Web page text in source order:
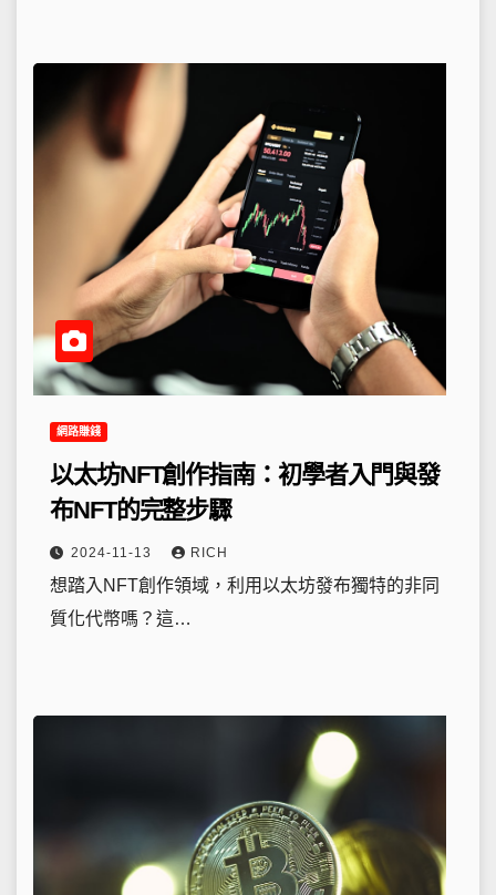
網路賺錢
以太坊NFT創作指南：初學者入門與發
布NFT的完整步驟
2024-11-13 RICH
想踏入NFT創作領域，利用以太坊發布獨特的非同
質化代幣嗎？這…